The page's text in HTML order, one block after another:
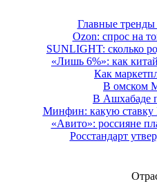
Главные
Ozon: спрос на
SUNLIGHT: сколько
«Лишь 6%»: как
Как
В омском
В Ашхабаде
Минфин: какую ставку
«Авито»: россияне
Росстандарт